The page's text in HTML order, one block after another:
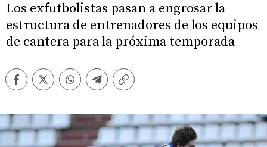
Los exfutbolistas pasan a engrosar la
estructura de entrenadores de los equipos
de cantera para la próxima temporada
FacebookTwitterWhatsappTelegramCopiar